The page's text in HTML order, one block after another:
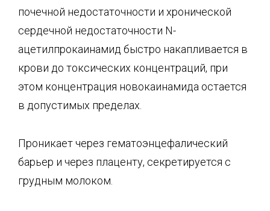
почечной недостаточности и хронической
сердечной недостаточности N-
ацетилпрокаинамид быстро накапливается в
крови до токсических концентраций, при
этом концентрация новокаинамида остается
в допустимых пределах.
Проникает через гематоэнцефалический
барьер и через плаценту, секретируется с
грудным молоком.